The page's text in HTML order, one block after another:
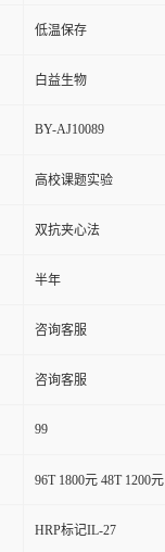
低温保存
白益生物
BY-AJ10089
高校课题实验
双抗夹心法
半年
咨询客服
咨询客服
99
96T 1800元 48T 1200元
HRP标记IL-27